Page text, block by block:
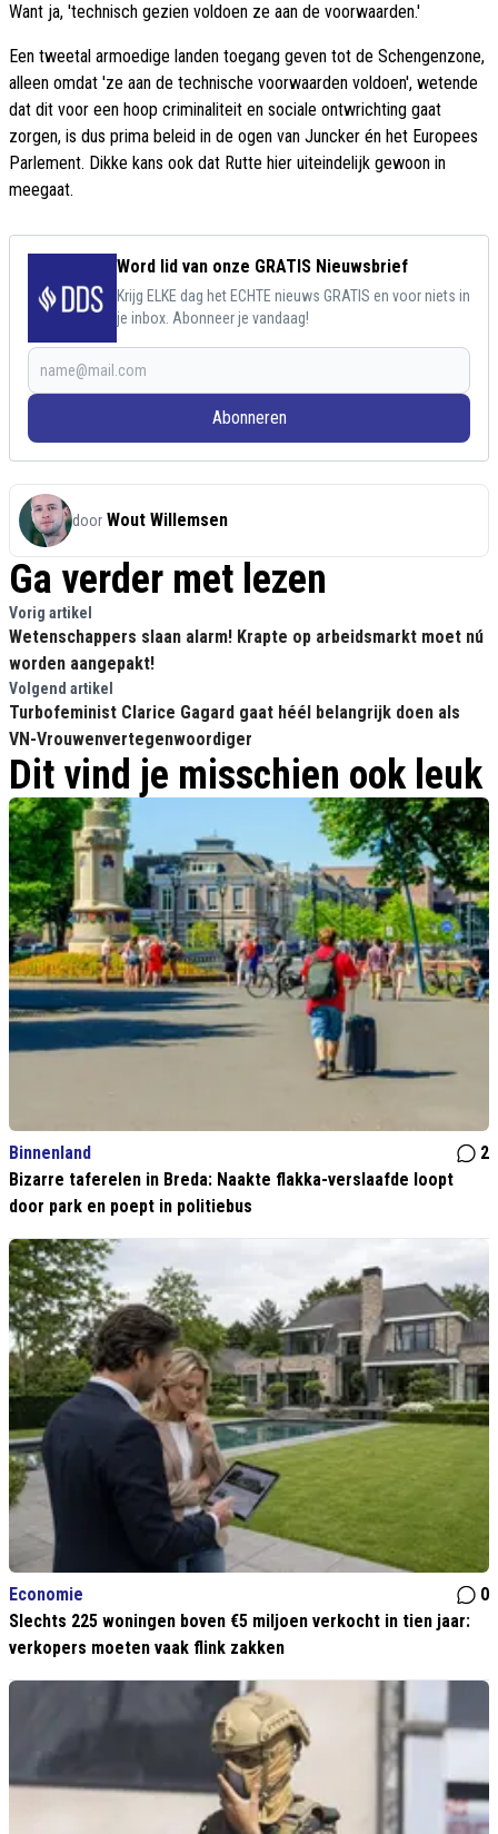
Want ja, 'technisch gezien voldoen ze aan de voorwaarden.'
Een tweetal armoedige landen toegang geven tot de Schengenzone,
alleen omdat 'ze aan de technische voorwaarden voldoen', wetende
dat dit voor een hoop criminaliteit en sociale ontwrichting gaat
zorgen, is dus prima beleid in de ogen van Juncker én het Europees
Parlement. Dikke kans ook dat Rutte hier uiteindelijk gewoon in
meegaat.
Word lid van onze GRATIS Nieuwsbrief
Krijg ELKE dag het ECHTE nieuws GRATIS en voor niets in
je inbox. Abonneer je vandaag!
Abonneren
door Wout Willemsen
Ga verder met lezen
Vorig artikel
Wetenschappers slaan alarm! Krapte op arbeidsmarkt moet nú
worden aangepakt!
Volgend artikel
Turbofeminist Clarice Gagard gaat héél belangrijk doen als
VN-Vrouwenvertegenwoordiger
Dit vind je misschien ook leuk
Binnenland
2
Bizarre taferelen in Breda: Naakte flakka-verslaafde loopt
door park en poept in politiebus
Economie
0
Slechts 225 woningen boven €5 miljoen verkocht in tien jaar:
verkopers moeten vaak flink zakken